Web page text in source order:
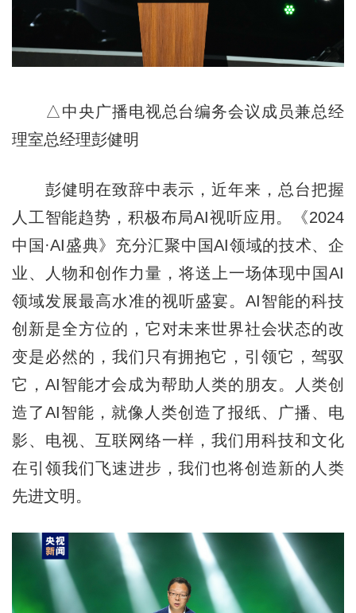
△中央广播电视总台编务会议成员兼总经
理室总经理彭健明
彭健明在致辞中表示，近年来，总台把握
人工智能趋势，积极布局AI视听应用。《2024
中国·AI盛典》充分汇聚中国AI领域的技术、企
业、人物和创作力量，将送上一场体现中国AI
领域发展最高水准的视听盛宴。AI智能的科技
创新是全方位的，它对未来世界社会状态的改
变是必然的，我们只有拥抱它，引领它，驾驭
它，AI智能才会成为帮助人类的朋友。人类创
造了AI智能，就像人类创造了报纸、广播、电
影、电视、互联网络一样，我们用科技和文化
在引领我们飞速进步，我们也将创造新的人类
先进文明。